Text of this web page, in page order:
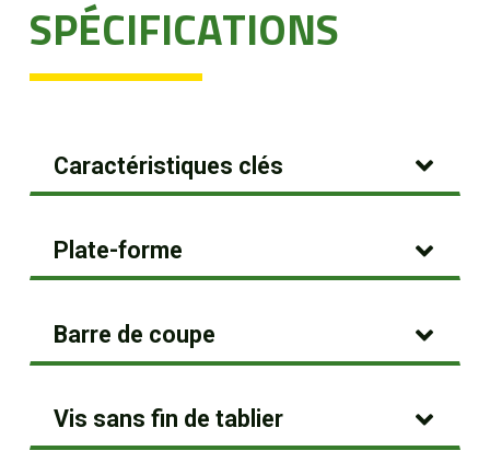
SPÉCIFICATIONS
Caractéristiques clés
Plate-forme
Barre de coupe
Vis sans fin de tablier